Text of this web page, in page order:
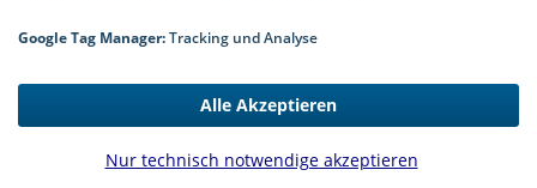
Google Tag Manager:Tracking und Analyse
Nur technisch notwendige akzeptieren
Alle Akzeptieren